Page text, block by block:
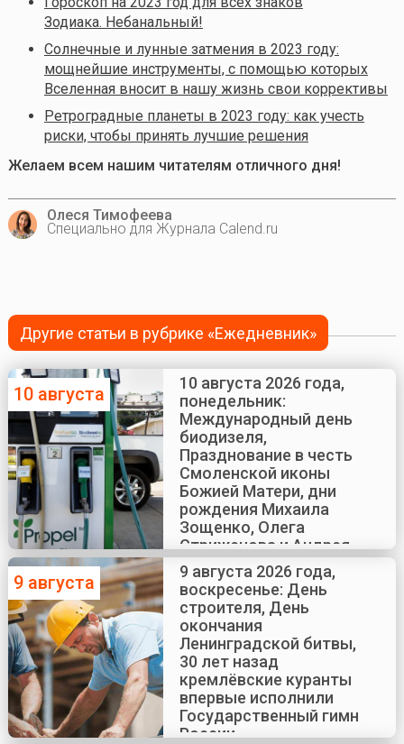
Зодиака. Небанальный!
Солнечные и лунные затмения в 2023 году:
мощнейшие инструменты, с помощью которых
Вселенная вносит в нашу жизнь свои коррективы
Ретроградные планеты в 2023 году: как учесть
риски, чтобы принять лучшие решения
Желаем всем нашим читателям отличного дня!
Олеся Тимофеева
Специально для Журнала Calend.ru
Другие статьи в рубрике «Ежедневник»
10 августа
10 августа 2026 года,
понедельник:
Международный день
биодизеля,
Празднование в честь
Смоленской иконы
Божией Матери, дни
рождения Михаила
Зощенко, Олега
Стриженова и Андрея
Краско
9 августа
9 августа 2026 года,
воскресенье: День
строителя, День
окончания
Ленинградской битвы,
30 лет назад
кремлёвские куранты
впервые исполнили
Государственный гимн
России